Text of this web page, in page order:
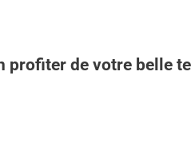
profiter de votre belle